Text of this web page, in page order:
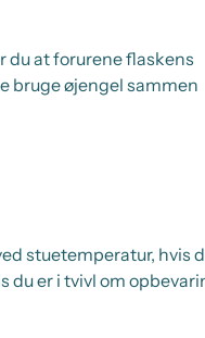
du at forurene flaskens
bruge øjengel sammen
stuetemperatur, hvis
du er i tvivl om